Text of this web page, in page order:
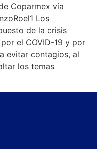
Coparmex vía
Los
de la crisis
el COVID-19 y por
evitar contagios, al
los temas